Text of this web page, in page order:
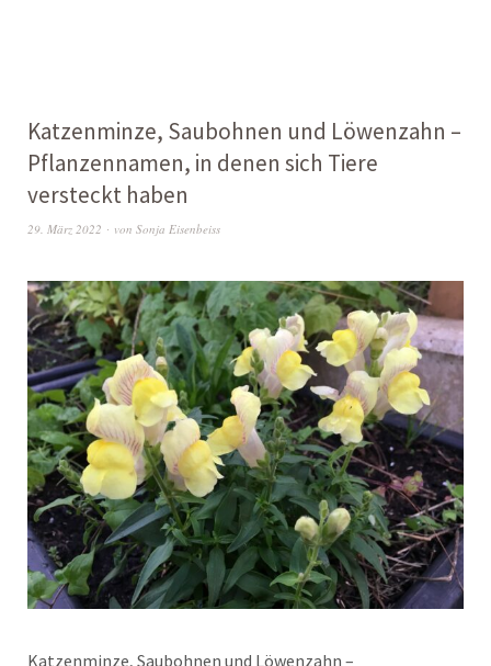
Katzenminze, Saubohnen und Löwenzahn –
Pflanzennamen, in denen sich Tiere
versteckt haben
29. März 2022 von Sonja Eisenbeiss
Katzenminze, Saubohnen und Löwenzahn –